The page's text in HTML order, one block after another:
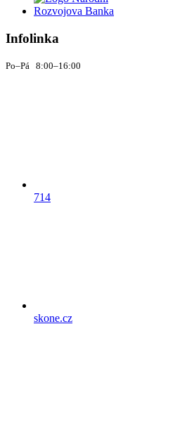
Infolinka
Po–Pá 8:00–16:00
714
skone.cz